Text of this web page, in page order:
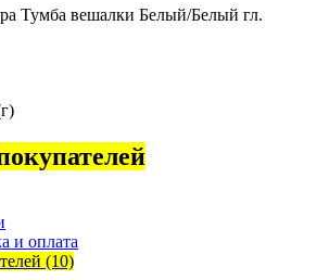
Тумба вешалки Белый/Белый гл.
и оплата
(10)